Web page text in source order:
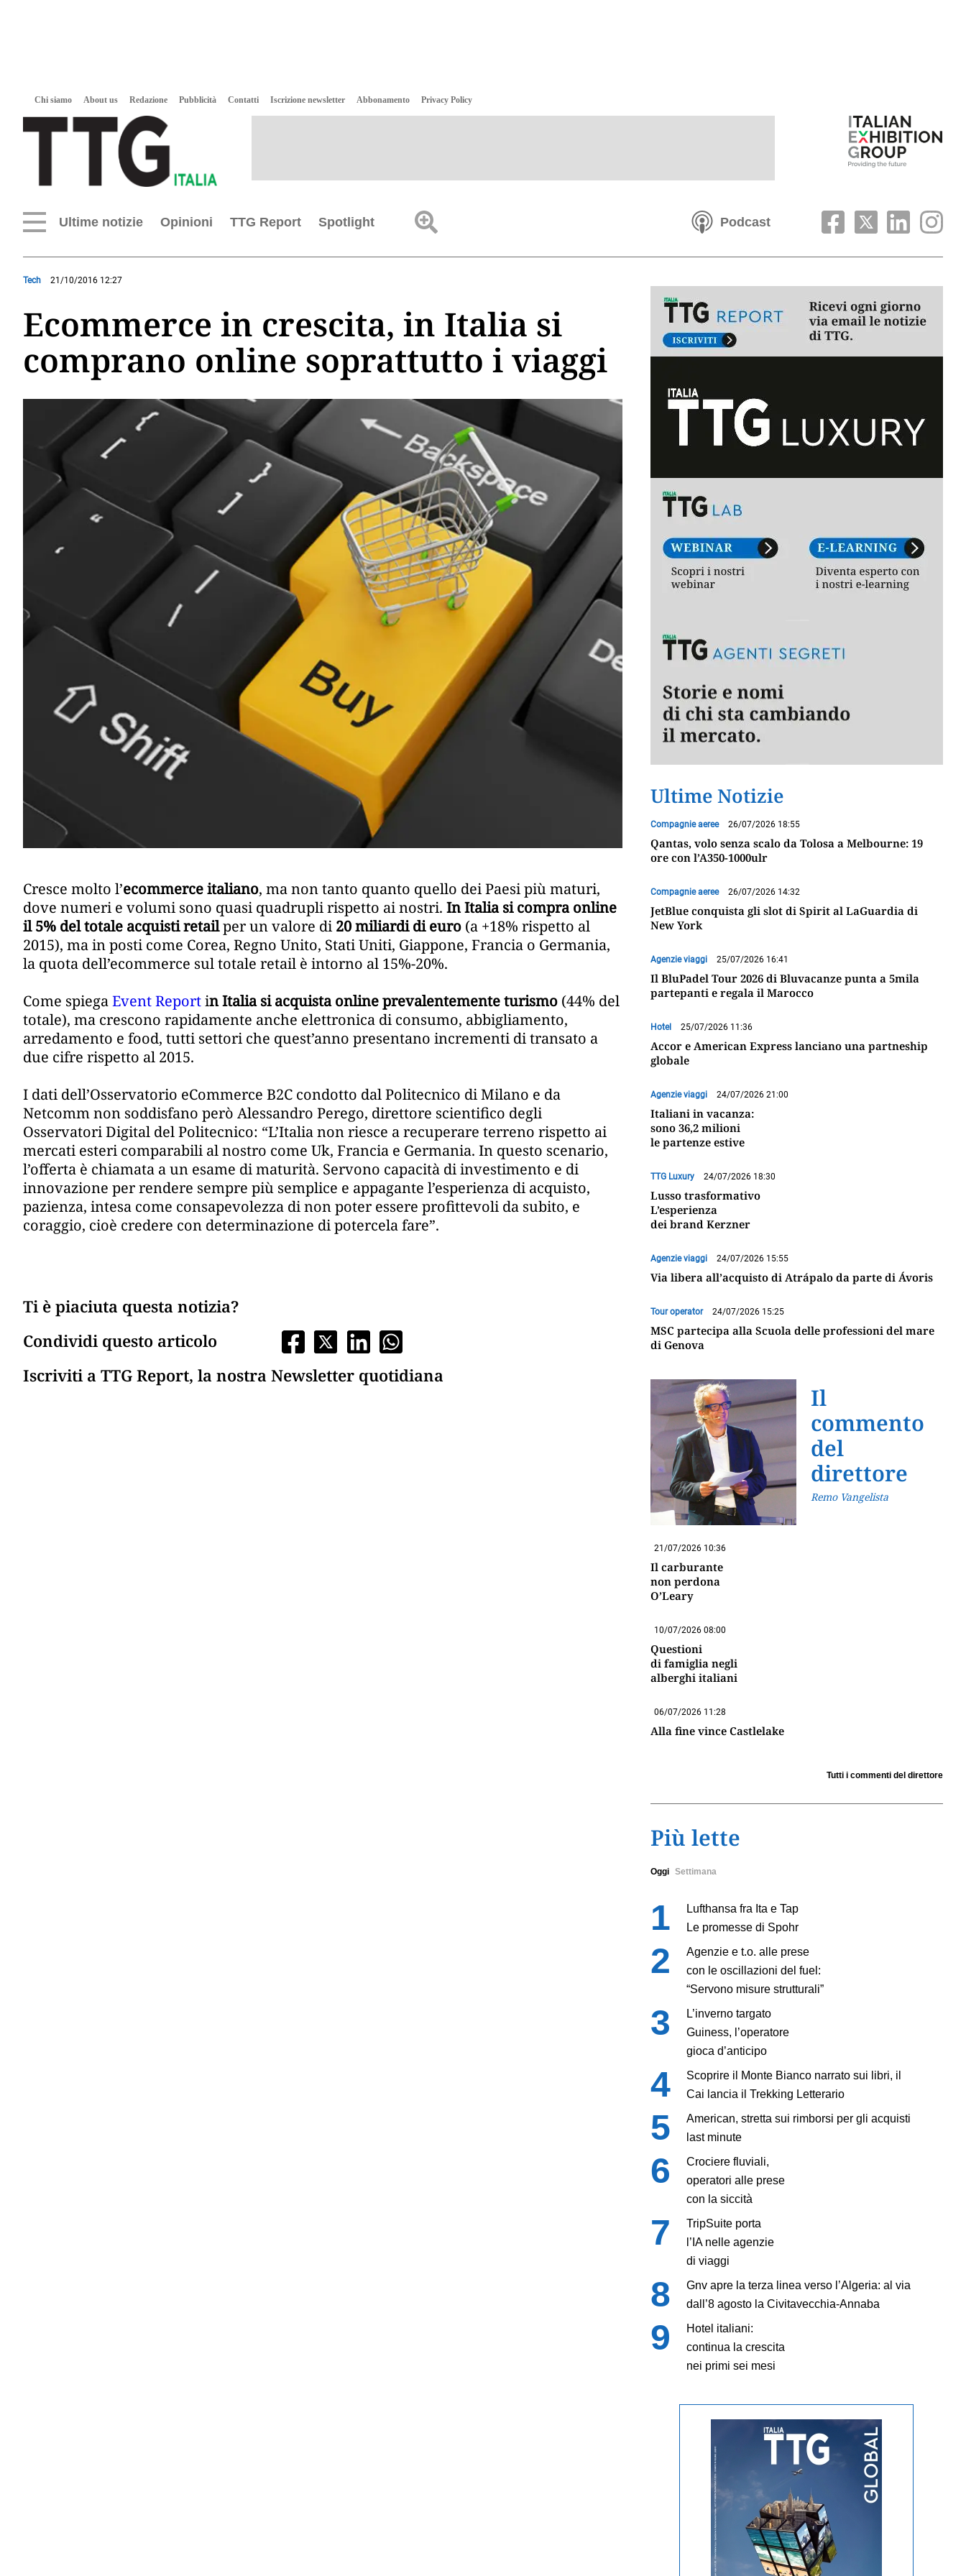
Chi siamo About us Redazione Pubblicità Contatti Iscrizione newsletter Abbonamento Privacy Policy
Ultime notizie Opinioni TTG Report Spotlight Podcast
Tech 21/10/2016 12:27
Ecommerce in crescita, in Italia si
comprano online soprattutto i viaggi
Cresce molto l’ecommerce italiano, ma non tanto quanto quello dei Paesi più maturi,
dove numeri e volumi sono quasi quadrupli rispetto ai nostri. In Italia si compra online
il 5% del totale acquisti retailper un valore di20 miliardi di euro (a +18% rispetto al
2015), ma in posti come Corea, Regno Unito, Stati Uniti, Giappone, Francia o Germania,
la quota dell’ecommerce sul totale retail è intorno al 15%-20%.
Come spiegaEvent Reportin Italia si acquista online prevalentemente turismo (44% del
totale), ma crescono rapidamente anche elettronica di consumo, abbigliamento,
arredamento e food, tutti settori che quest’anno presentano incrementi di transato a
due cifre rispetto al 2015.
I dati dell’Osservatorio eCommerce B2C condotto dal Politecnico di Milano e da
Netcomm non soddisfano però Alessandro Perego, direttore scientifico degli
Osservatori Digital del Politecnico: “L’Italia non riesce a recuperare terreno rispetto ai
mercati esteri comparabili al nostro come Uk, Francia e Germania. In questo scenario,
l’offerta è chiamata a un esame di maturità. Servono capacità di investimento e di
innovazione per rendere sempre più semplice e appagante l’esperienza di acquisto,
pazienza, intesa come consapevolezza di non poter essere profittevoli da subito, e
coraggio, cioè credere con determinazione di potercela fare”.
Ti è piaciuta questa notizia?
Condividi questo articolo
Iscriviti a TTG Report, la nostra Newsletter quotidiana
Ultime Notizie
Compagnie aeree 26/07/2026 18:55
Qantas, volo senza scalo da Tolosa a Melbourne: 19
ore con l’A350-1000ulr
Compagnie aeree 26/07/2026 14:32
JetBlue conquista gli slot di Spirit al LaGuardia di
New York
Agenzie viaggi 25/07/2026 16:41
Il BluPadel Tour 2026 di Bluvacanze punta a 5mila
partepanti e regala il Marocco
Hotel 25/07/2026 11:36
Accor e American Express lanciano una partneship
globale
Agenzie viaggi 24/07/2026 21:00
Italiani in vacanza:
sono 36,2 milioni
le partenze estive
TTG Luxury 24/07/2026 18:30
Lusso trasformativo
L’esperienza
dei brand Kerzner
Agenzie viaggi 24/07/2026 15:55
Via libera all’acquisto di Atrápalo da parte di Ávoris
Tour operator 24/07/2026 15:25
MSC partecipa alla Scuola delle professioni del mare
di Genova
Il
commento
del
direttore
Remo Vangelista
21/07/2026 10:36
Il carburante
non perdona
O’Leary
10/07/2026 08:00
Questioni
di famiglia negli
alberghi italiani
06/07/2026 11:28
Alla fine vince Castlelake
Tutti i commenti del direttore
Più lette
Oggi Settimana
Lufthansa fra Ita e Tap
Le promesse di Spohr
Agenzie e t.o. alle prese
con le oscillazioni del fuel:
“Servono misure strutturali”
L’inverno targato
Guiness, l’operatore
gioca d’anticipo
Scoprire il Monte Bianco narrato sui libri, il
Cai lancia il Trekking Letterario
American, stretta sui rimborsi per gli acquisti
last minute
Crociere fluviali,
operatori alle prese
con la siccità
TripSuite porta
l’IA nelle agenzie
di viaggi
Gnv apre la terza linea verso l’Algeria: al via
dall’8 agosto la Civitavecchia-Annaba
Hotel italiani:
continua la crescita
nei primi sei mesi